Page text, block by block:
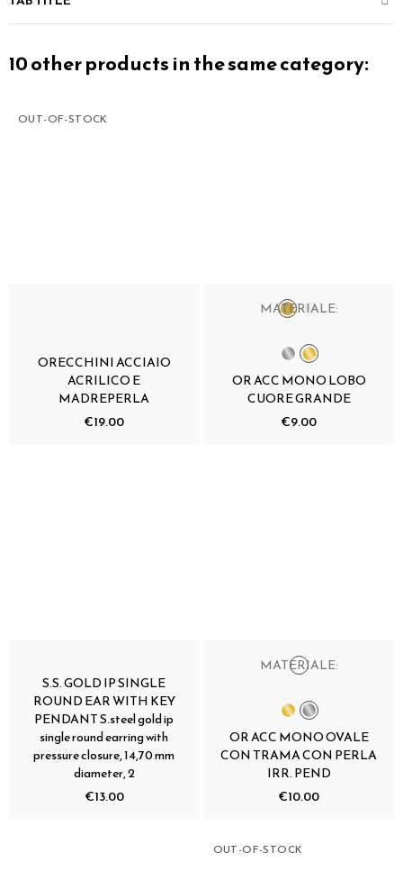
10 other products in the same category:
OUT-OF-STOCK
ORECCHINI ACCIAIO
ACRILICO E
MADREPERLA
€19.00
MATERIALE:
OR ACC MONO LOBO
CUORE GRANDE
€9.00
S.S. GOLD IP SINGLE
ROUND EAR WITH KEY
PENDANT S.steel gold ip
single round earring with
pressure closure, 14,70 mm
diameter, 2
€13.00
MATERIALE:
OR ACC MONO OVALE
CON TRAMA CON PERLA
IRR. PEND
€10.00
OUT-OF-STOCK